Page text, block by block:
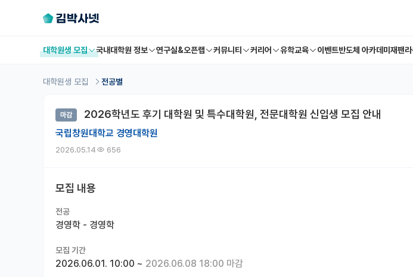
대학원생 모집 국내대학원 정보 연구실&오픈랩 커뮤니티 커리어 유학교육 이벤트반도체 아카데미 재팬
대학원생 모집 전공별
마감 2026학년도 후기 대학원 및 특수대학원, 전문대학원 신입생 모집 안내
국립창원대학교 경영대학원
2026.05.14 656
모집 내용
전공
경영학 - 경영학
모집 기간
2026.06.01. 10:00 ~ 2026.06.08 18:00 마감